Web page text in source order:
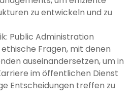
zu entwickeln und zu
Public Administration
Fragen, mit denen
auseinandersetzen, um in
im öffentlichen Dienst
Entscheidungen treffen zu